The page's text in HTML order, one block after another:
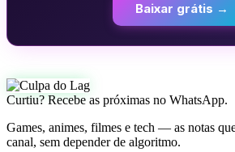
Baixar grátis →
Curtiu? Recebe as próximas no WhatsApp.
Games, animes, filmes e tech — as notas
canal, sem depender de algoritmo.